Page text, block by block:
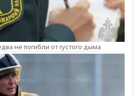
не погибли от густого дыма